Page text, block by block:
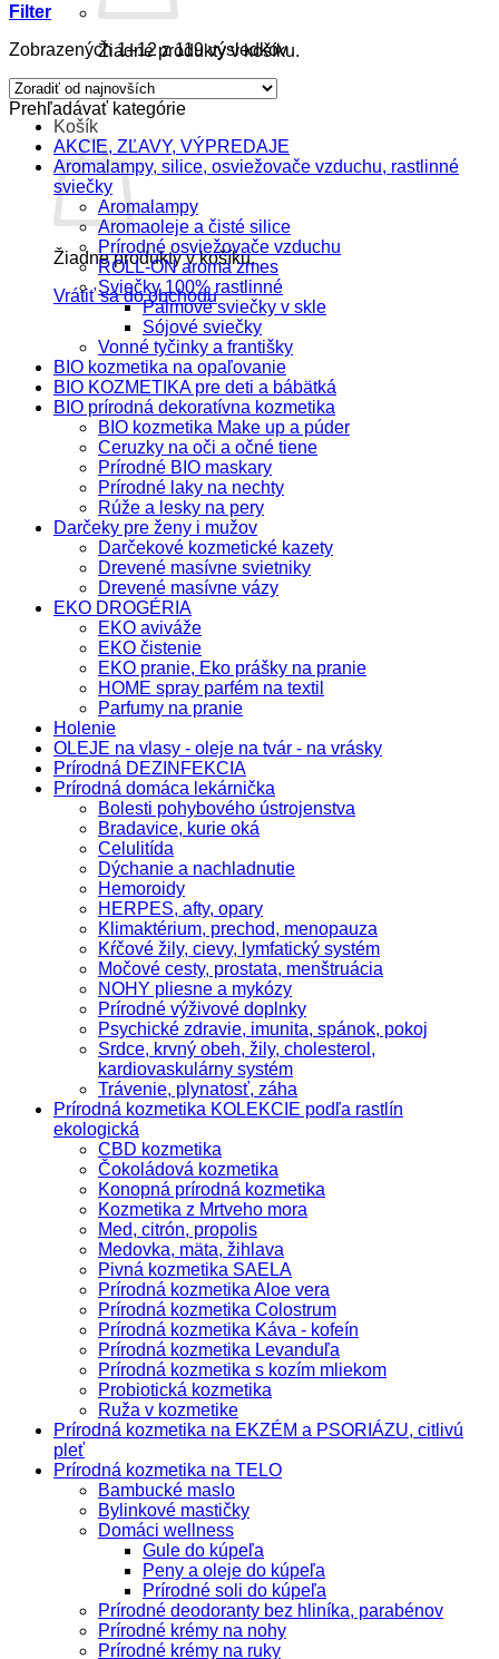
Žiadne produkty v košíku.
Vrátiť sa do obchodu
Košík
Žiadne produkty v košíku.
Vrátiť sa do obchodu
Filter
Zobrazených 1–12 z 119 výsledkovZoradené
Prehľadávať kategórie
AKCIE, ZĽAVY, VÝPREDAJE
Aromalampy, silice, osviežovače vzduchu, rastlinné
sviečky
Aromalampy
Aromaoleje a čisté silice
Prírodné osviežovače vzduchu
ROLL-ON aroma zmes
Sviečky 100% rastlinné
Palmové sviečky v skle
Sójové sviečky
Vonné tyčinky a františky
BIO kozmetika na opaľovanie
BIO KOZMETIKA pre deti a bábätká
BIO prírodná dekoratívna kozmetika
BIO kozmetika Make up a púder
Ceruzky na oči a očné tiene
Prírodné BIO maskary
Prírodné laky na nechty
Rúže a lesky na pery
Darčeky pre ženy i mužov
Darčekové kozmetické kazety
Drevené masívne svietniky
Drevené masívne vázy
EKO DROGÉRIA
EKO aviváže
EKO čistenie
EKO pranie, Eko prášky na pranie
HOME spray parfém na textil
Parfumy na pranie
Holenie
OLEJE na vlasy - oleje na tvár - na vrásky
Prírodná DEZINFEKCIA
Prírodná domáca lekárnička
Bolesti pohybového ústrojenstva
Bradavice, kurie oká
Celulitída
Dýchanie a nachladnutie
Hemoroidy
HERPES, afty, opary
Klimaktérium, prechod, menopauza
Kŕčové žily, cievy, lymfatický systém
Močové cesty, prostata, menštruácia
NOHY pliesne a mykózy
Prírodné výživové doplnky
Psychické zdravie, imunita, spánok, pokoj
Srdce, krvný obeh, žily, cholesterol,
kardiovaskulárny systém
Trávenie, plynatosť, záha
Prírodná kozmetika KOLEKCIE podľa rastlín
ekologická
CBD kozmetika
Čokoládová kozmetika
Konopná prírodná kozmetika
Kozmetika z Mrtveho mora
Med, citrón, propolis
Medovka, mäta, žihlava
Pivná kozmetika SAELA
Prírodná kozmetika Aloe vera
Prírodná kozmetika Colostrum
Prírodná kozmetika Káva - kofeín
Prírodná kozmetika Levanduľa
Prírodná kozmetika s kozím mliekom
Probiotická kozmetika
Ruža v kozmetike
Prírodná kozmetika na EKZÉM a PSORIÁZU, citlivú
pleť
Prírodná kozmetika na TELO
Bambucké maslo
Bylinkové mastičky
Domáci wellness
Gule do kúpeľa
Peny a oleje do kúpeľa
Prírodné soli do kúpeľa
Prírodné deodoranty bez hliníka, parabénov
Prírodné krémy na nohy
Prírodné krémy na ruky